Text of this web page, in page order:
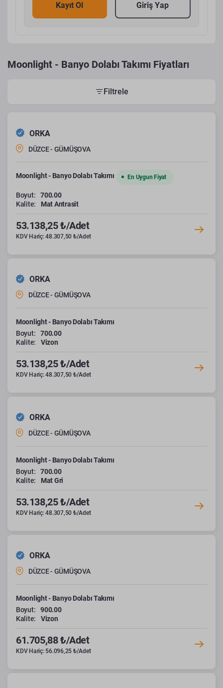
Kayıt Ol Giriş Yap
Moonlight - Banyo Dolabı Takımı Fiyatları
Filtrele
ORKA
DÜZCE - GÜMÜŞOVA
Moonlight - Banyo Dolabı Takımı En Uygun Fiyat
Boyut:
700.00
Kalite:
Mat Antrasit
53.138,25 ₺/Adet
KDV Hariç: 48.307,50 ₺/Adet
ORKA
DÜZCE - GÜMÜŞOVA
Moonlight - Banyo Dolabı Takımı
Boyut:
700.00
Kalite:
Vizon
53.138,25 ₺/Adet
KDV Hariç: 48.307,50 ₺/Adet
ORKA
DÜZCE - GÜMÜŞOVA
Moonlight - Banyo Dolabı Takımı
Boyut:
700.00
Kalite:
Mat Gri
53.138,25 ₺/Adet
KDV Hariç: 48.307,50 ₺/Adet
ORKA
DÜZCE - GÜMÜŞOVA
Moonlight - Banyo Dolabı Takımı
Boyut:
900.00
Kalite:
Vizon
61.705,88 ₺/Adet
KDV Hariç: 56.096,25 ₺/Adet